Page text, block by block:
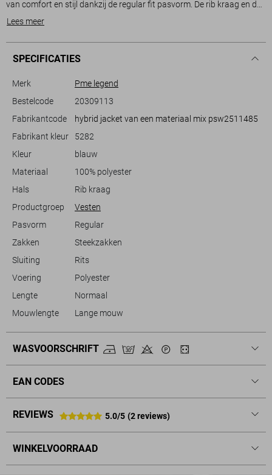
van comfort en stijl dankzij de regular fit pasvorm. De rib kraag en de
stevige rits bieden extra warmte. Met praktisch geplaatste
benodigdheden. Het hexagonale patroon op de borst zorgt voor een
moderne, stoere uitstraling, terwijl het PME Legend logo op de
De casual stijl van dit PME Legend vest maakt het perfect voor
avond met vrienden. Het vest is gemaakt van 100% polyester, wat
zorgt voor een warme, duurzame en onderhoudsvriendelijke stof.
Draag het met een jeans en sneakers voor een relaxte look. Dankzij de
waardevolle aanvulling op je wintergarderobe.
Lees meer
SPECIFICATIES
Merk
Pme legend
Bestelcode
20309113
Fabrikantcode
hybrid jacket van een materiaal mix psw2511485
Fabrikant kleur
5282
Kleur
blauw
Materiaal
100% polyester
Hals
Rib kraag
Productgroep
Vesten
Pasvorm
Regular
Zakken
Steekzakken
Sluiting
Rits
Voering
Polyester
Lengte
Normaal
Mouwlengte
Lange mouw
WASVOORSCHRIFT
EAN CODES
REVIEWS 5.0/5 (2 reviews)
WINKELVOORRAAD